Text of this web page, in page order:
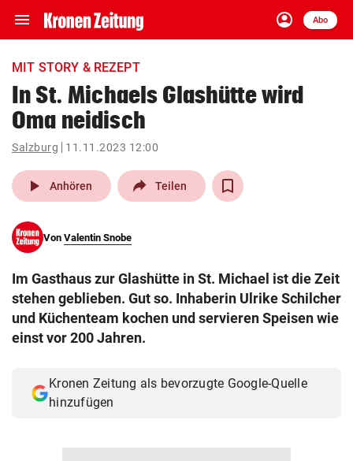
menu Navigation
ein-/ausklappen
account_circle
Anmelden
Abo
close Schließen
account_circle Anmelden
pin_drop
Wien arrow_right
search
eingeben
Muthgasse 2, 1190 Wien
MIT STORY & REZEPT
In St. Michaels Glashütte wird
Oma neidisch
Salzburg 11.11.2023 12:00
play_arrow Anhören Teilen
Von Valentin Snobe
Im Gasthaus zur Glashütte in St. Michael ist die Zeit
stehen geblieben. Gut so. Inhaberin Ulrike Schilcher
und Küchenteam kochen und servieren Speisen wie
einst vor 200 Jahren.
Kronen Zeitung als bevorzugte Google-Quelle
hinzufügen